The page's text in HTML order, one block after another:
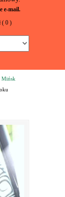
e-mail.
( 0 )
Mińsk